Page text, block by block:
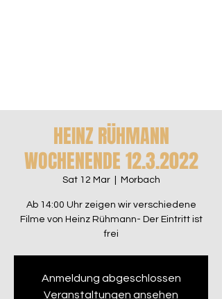
HEINZ RÜHMANN
WOCHENENDE 12.3.2022
Sat 12 Mar
  |
Morbach
Ab 14:00 Uhr zeigen wir verschiedene
Filme von Heinz Rühmann- Der Eintritt ist
frei
Anmeldung abgeschlossen
Veranstaltungen ansehen